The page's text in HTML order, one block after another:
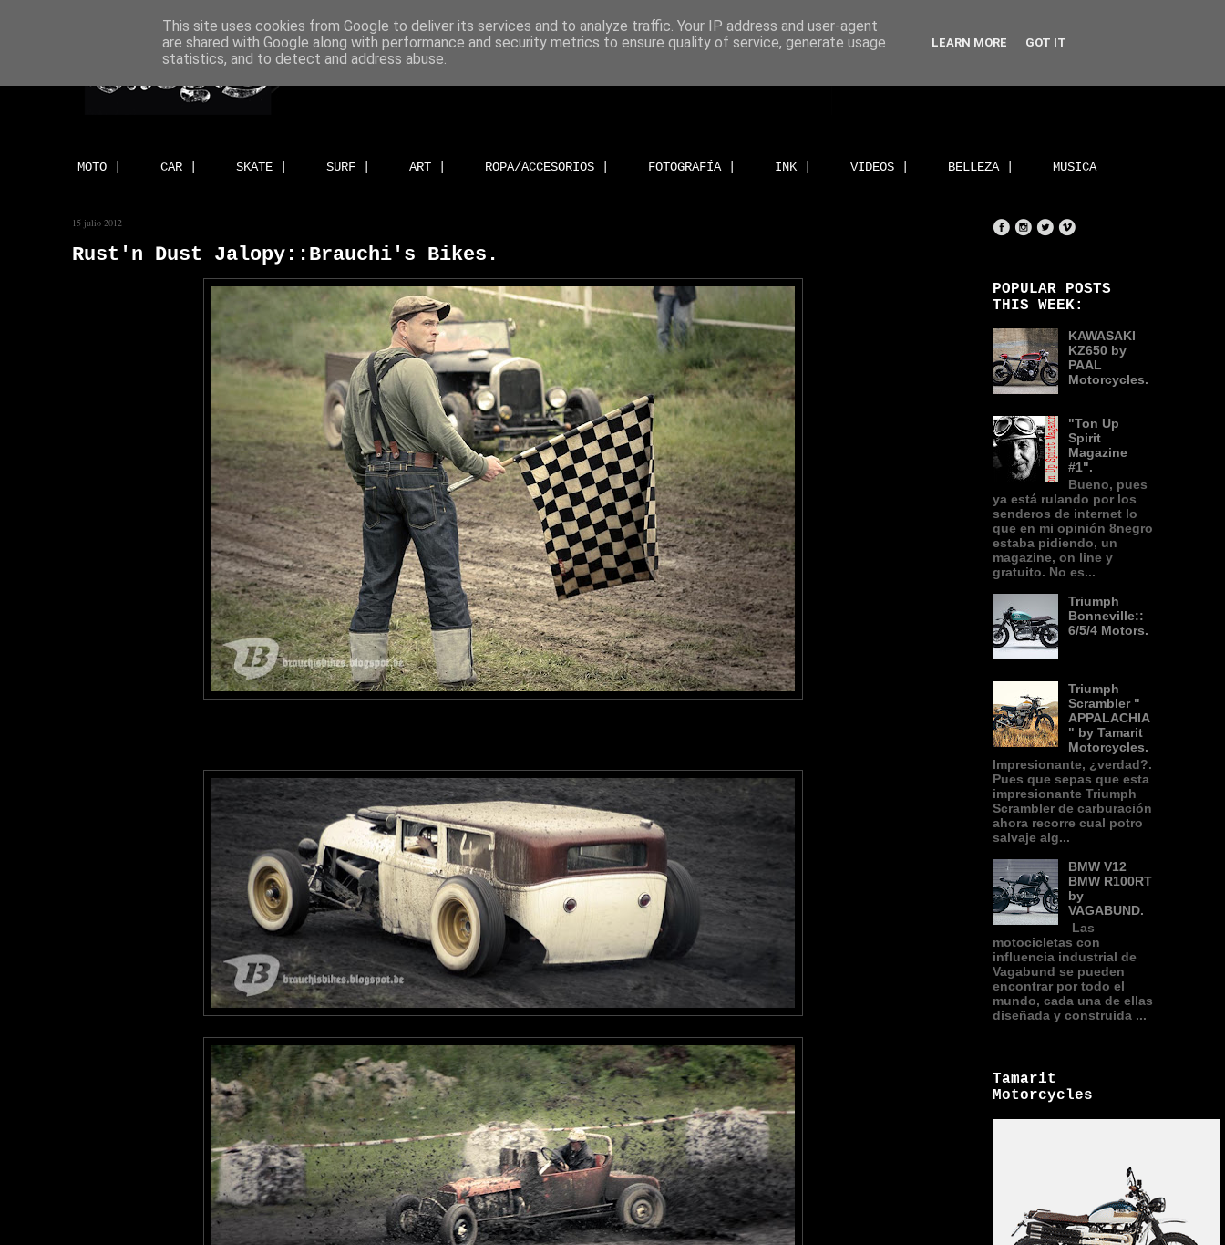
MOTO | CAR | SKATE | SURF | ART | ROPA/ACCESORIOS | FOTOGRAFÍA | INK | VIDEOS | BELLEZA | MUSICA
15 julio 2012
Rust'n Dust Jalopy::Brauchi's Bikes.
POPULAR POSTS
THIS WEEK:
KAWASAKI
KZ650 by
PAAL
Motorcycles.
"Ton Up
Spirit
Magazine
#1".
Bueno, pues
ya está rulando por los
senderos de internet lo
que en mi opinión 8negro
estaba pidiendo, un
magazine, on line y
gratuito. No es...
Triumph
Bonneville::
6/5/4 Motors.
Triumph
Scrambler "
APPALACHIA
" by Tamarit
Motorcycles.
Impresionante, ¿verdad?.
Pues que sepas que esta
impresionante Triumph
Scrambler de carburación
ahora recorre cual potro
salvaje alg...
BMW V12
BMW R100RT
by
VAGABUND.
Las
motocicletas con
influencia industrial de
Vagabund se pueden
encontrar por todo el
mundo, cada una de ellas
diseñada y construida ...
Tamarit
Motorcycles
This site uses cookies from Google to deliver its services and to analyze traffic. Your IP address and user-agent
are shared with Google along with performance and security metrics to ensure quality of service, generate usage
statistics, and to detect and address abuse.
LEARN MORE GOT IT